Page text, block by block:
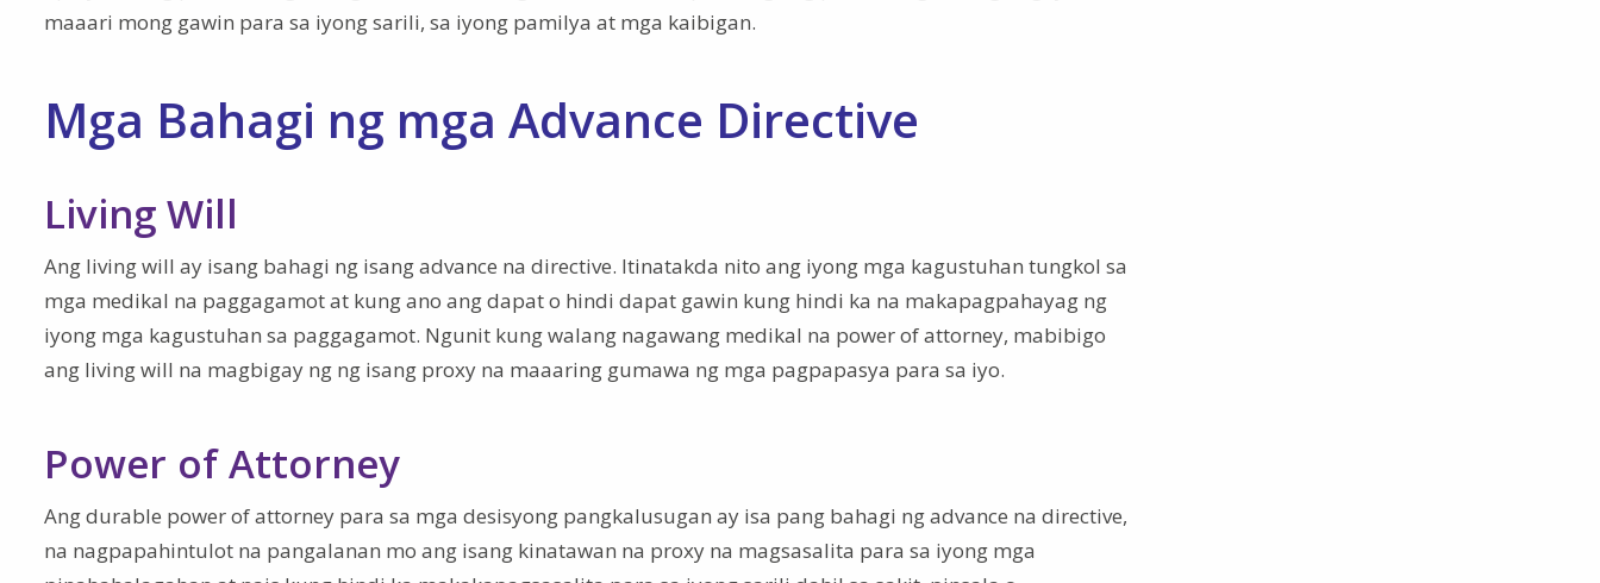
maaari mong gawin para sa iyong sarili, sa iyong pamilya at mga kaibigan.
Mga Bahagi ng mga Advance Directive
Living Will
Ang living will ay isang bahagi ng isang advance na directive. Itinatakda nito ang iyong mga kagustuhan tungkol sa
mga medikal na paggagamot at kung ano ang dapat o hindi dapat gawin kung hindi ka na makapagpahayag ng
iyong mga kagustuhan sa paggagamot. Ngunit kung walang nagawang medikal na power of attorney, mabibigo
ang living will na magbigay ng ng isang proxy na maaaring gumawa ng mga pagpapasya para sa iyo.
Power of Attorney
Ang durable power of attorney para sa mga desisyong pangkalusugan ay isa pang bahagi ng advance na directive,
na nagpapahintulot na pangalanan mo ang isang kinatawan na proxy na magsasalita para sa iyong mga